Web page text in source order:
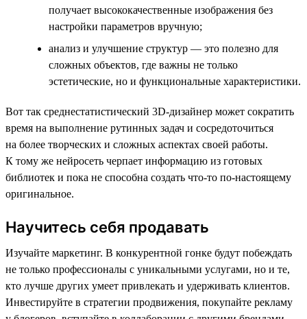
получает высококачественные изображения без
настройки параметров вручную;
анализ и улучшение структур — это полезно для
сложных объектов, где важны не только
эстетические, но и функциональные характеристики.
Вот так среднестатистический 3D-дизайнер может сократить
время на выполнение рутинных задач и сосредоточиться
на более творческих и сложных аспектах своей работы.
К тому же нейросеть черпает информацию из готовых
библиотек и пока не способна создать что-то по-настоящему
оригинальное.
Научитесь себя продавать
Изучайте маркетинг. В конкурентной гонке будут побеждать
не только профессионалы с уникальными услугами, но и те,
кто лучше других умеет привлекать и удерживать клиентов.
Инвестируйте в стратегии продвижения, покупайте рекламу